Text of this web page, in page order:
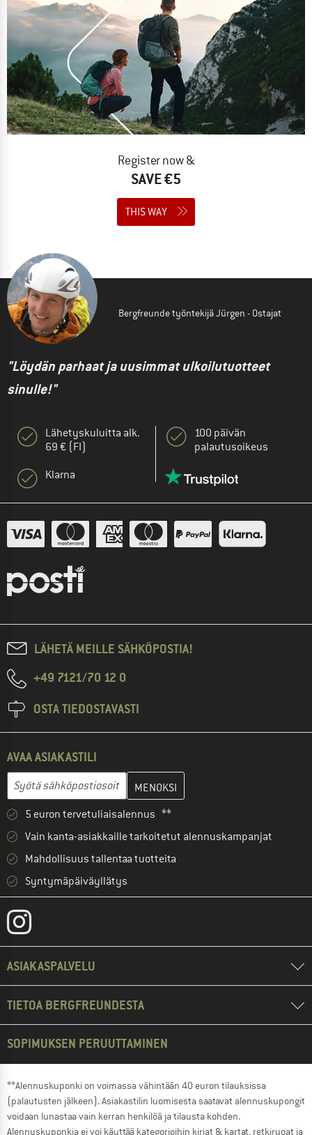
Register now &
SAVE €5
THIS WAY
Bergfreunde työntekijä Jürgen - Ostajat
"Löydän parhaat ja uusimmat ulkoilutuotteet
sinulle!"
Lähetyskuluitta alk.
69 € (FI)
Klarna
100 päivän
palautusoikeus
LÄHETÄ MEILLE SÄHKÖPOSTIA!
+49 7121/70 12 0
OSTA TIEDOSTAVASTI
AVAA ASIAKASTILI
Sähköpostiosoite
Anna sähköpostiosoitteesi ja luo seuraavassa vaiheessa
5 euron tervetuliaisalennus **
Vain kanta-asiakkaille tarkoitetut alennuskampanjat
Mahdollisuus tallentaa tuotteita
Syntymäpäiväyllätys
ASIAKASPALVELU
TIETOA BERGFREUNDESTA
SOPIMUKSEN PERUUTTAMINEN
**Alennuskuponki on voimassa vähintään 40 euron tilauksissa
(palautusten jälkeen). Asiakastilin luomisesta saatavat alennuskupongit
voidaan lunastaa vain kerran henkilöä ja tilausta kohden.
Alennuskuponkia ei voi käyttää kategorioihin kirjat & kartat, retkiruoat ja